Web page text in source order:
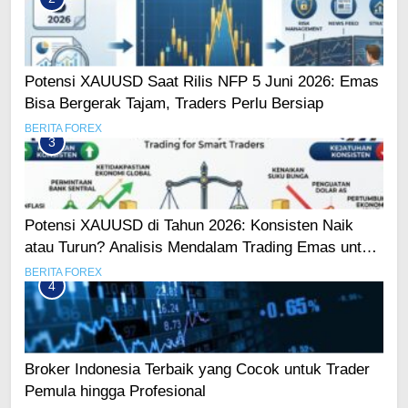
Potensi XAUUSD Saat Rilis NFP 5 Juni 2026: Emas
Bisa Bergerak Tajam, Traders Perlu Bersiap
BERITA FOREX
3
Potensi XAUUSD di Tahun 2026: Konsisten Naik
atau Turun? Analisis Mendalam Trading Emas untuk
Trader Pintar
BERITA FOREX
4
Broker Indonesia Terbaik yang Cocok untuk Trader
Pemula hingga Profesional